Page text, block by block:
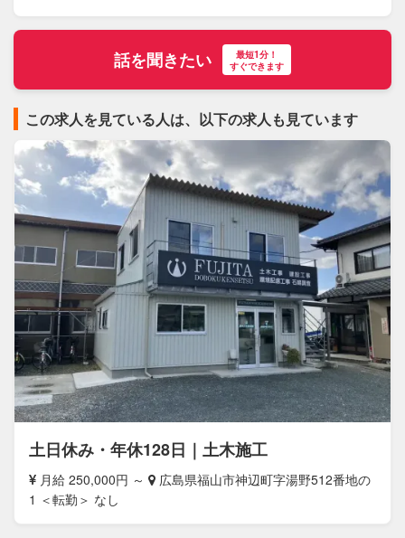
話を聞きたい
最短1分！
すぐできます
この求人を見ている人は、以下の求人も見ています
土日休み・年休128日｜土木施工
月給 250,000円 ～
広島県福山市神辺町字湯野512番地の
1 ＜転勤＞ なし